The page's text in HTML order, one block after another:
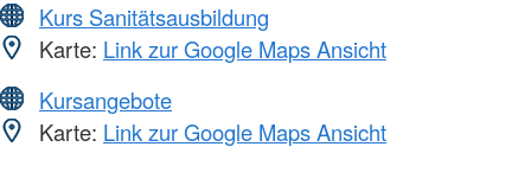
Kurs Sanitätsausbildung
Karte: Link zur Google Maps Ansicht
Kursangebote
Karte: Link zur Google Maps Ansicht